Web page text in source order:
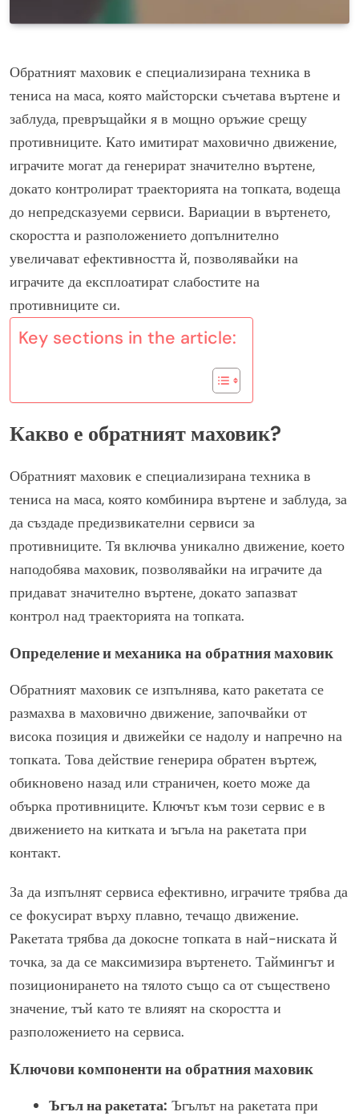
Обратният маховик е специализирана техника в
тениса на маса, която майсторски съчетава въртене и
заблуда, превръщайки я в мощно оръжие срещу
противниците. Като имитират маховично движение,
играчите могат да генерират значително въртене,
докато контролират траекторията на топката, водеща
до непредсказуеми сервиси. Вариации в въртенето,
скоростта и разположението допълнително
увеличават ефективността й, позволявайки на
играчите да експлоатират слабостите на
противниците си.
Key sections in the article:
Какво е обратният маховик?
Обратният маховик е специализирана техника в
тениса на маса, която комбинира въртене и заблуда, за
да създаде предизвикателни сервиси за
противниците. Тя включва уникално движение, което
наподобява маховик, позволявайки на играчите да
придават значително въртене, докато запазват
контрол над траекторията на топката.
Определение и механика на обратния маховик
Обратният маховик се изпълнява, като ракетата се
размахва в маховично движение, започвайки от
висока позиция и движейки се надолу и напречно на
топката. Това действие генерира обратен въртеж,
обикновено назад или страничен, което може да
обърка противниците. Ключът към този сервис е в
движението на китката и ъгъла на ракетата при
контакт.
За да изпълнят сервиса ефективно, играчите трябва да
се фокусират върху плавно, течащо движение.
Ракетата трябва да докосне топката в най-ниската й
точка, за да се максимизира въртенето. Таймингът и
позиционирането на тялото също са от съществено
значение, тъй като те влияят на скоростта и
разположението на сервиса.
Ключови компоненти на обратния маховик
Ъгъл на ракетата: Ъгълът на ракетата при